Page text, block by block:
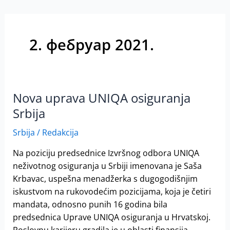
2. фебруар 2021.
Nova uprava UNIQA osiguranja
Srbija
Srbija / Redakcija
Na poziciju predsednice Izvršnog odbora UNIQA
neživotnog osiguranja u Srbiji imenovana je Saša
Krbavac, uspešna menadžerka s dugogodišnjim
iskustvom na rukovodećim pozicijama, koja je četiri
mandata, odnosno punih 16 godina bila
predsednica Uprave UNIQA osiguranja u Hrvatskoj.
Nova
uprava
UNIQA
osiguranja
Srbija